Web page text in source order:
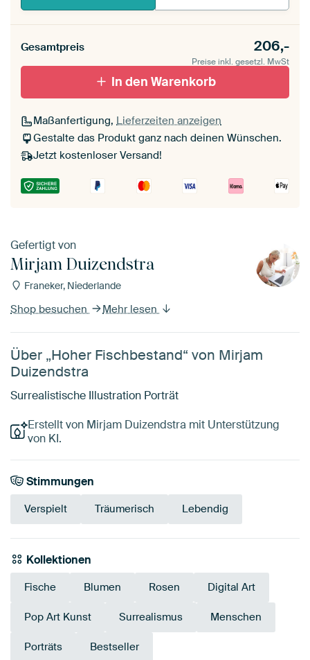
Gesamtpreis 206,-
Preise inkl. gesetzl. MwSt
In den Warenkorb
Maßanfertigung, Lieferzeiten anzeigen
Gestalte das Produkt ganz nach deinen Wünschen.
Jetzt kostenloser Versand!
Gefertigt von
Mirjam Duizendstra
Franeker, Niederlande
Shop besuchen Mehr lesen
Über „Hoher Fischbestand“ von Mirjam
Duizendstra
Surrealistische Illustration Porträt
Erstellt von Mirjam Duizendstra mit Unterstützung
von KI.
Stimmungen
Verspielt Träumerisch Lebendig
Kollektionen
Fische Blumen Rosen Digital Art
Pop Art Kunst Surrealismus Menschen
Porträts Bestseller